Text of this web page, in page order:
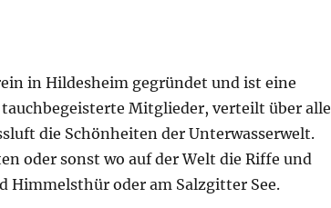
in Hildesheim gegründet und ist eine
Mitglieder, verteilt über alle
die Schönheiten der Unterwasserwelt.
oder sonst wo auf der Welt die Riffe und
Himmelsthür oder am Salzgitter See.